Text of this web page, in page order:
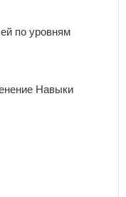
по уровням
Навыки